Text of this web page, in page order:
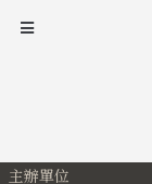
主辦單位